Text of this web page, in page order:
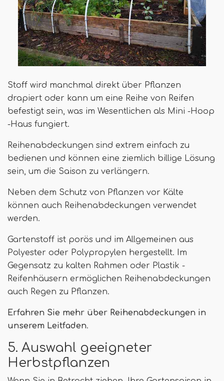
Stoff wird manchmal direkt über Pflanzen
drapiert oder kann um eine Reihe von Reifen
befestigt sein, was im Wesentlichen als Mini -Hoop
-Haus fungiert.
Reihenabdeckungen sind extrem einfach zu
bedienen und können eine ziemlich billige Lösung
sein, um die Saison zu verlängern.
Neben dem Schutz von Pflanzen vor Kälte
können auch Reihenabdeckungen verwendet
werden.
Gartenstoff ist porös und im Allgemeinen aus
Polyester oder Polypropylen hergestellt. Im
Gegensatz zu kalten Rahmen oder Plastik -
Reifenhäusern ermöglichen Reihenabdeckungen
auch Regen zu Pflanzen.
Erfahren Sie mehr über Reihenabdeckungen in
unserem Leitfaden.
5. Auswahl geeigneter
Herbstpflanzen